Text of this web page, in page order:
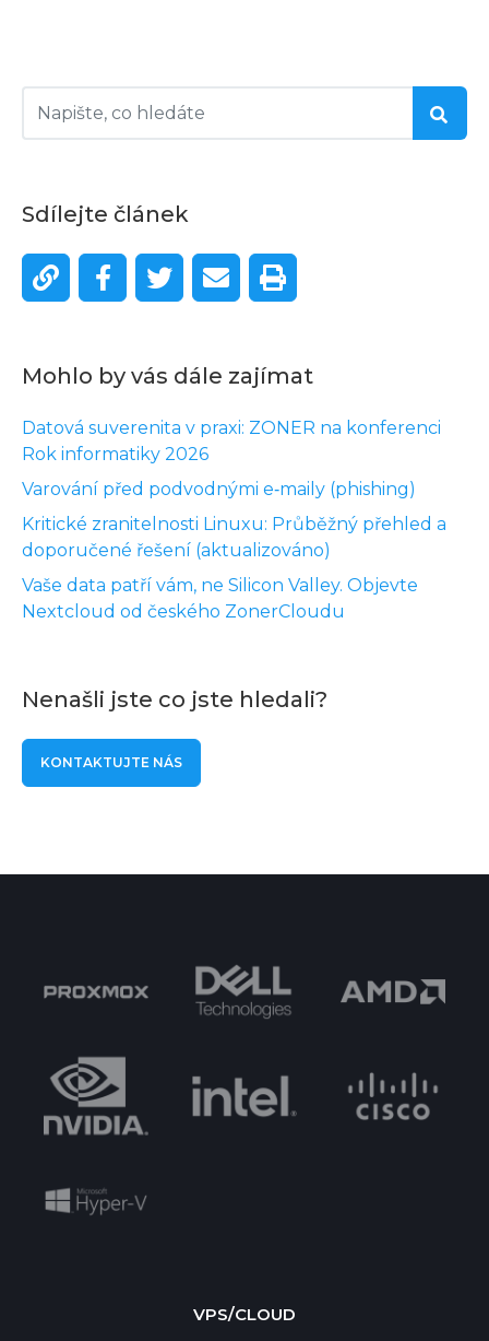
Sdílejte článek
Mohlo by vás dále zajímat
Datová suverenita v praxi: ZONER na konferenci
Rok informatiky 2026
Varování před podvodnými e‑maily (phishing)
Kritické zranitelnosti Linuxu: Průběžný přehled a
doporučené řešení (aktualizováno)
Vaše data patří vám, ne Silicon Valley. Objevte
Nextcloud od českého ZonerCloudu
Nenašli jste co jste hledali?
KONTAKTUJTE NÁS
VPS/CLOUD